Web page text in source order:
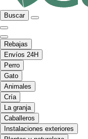
Buscar
Rebajas
Envíos 24H
Perro
Gato
Animales
Cría
La granja
Caballeros
Instalaciones exteriores